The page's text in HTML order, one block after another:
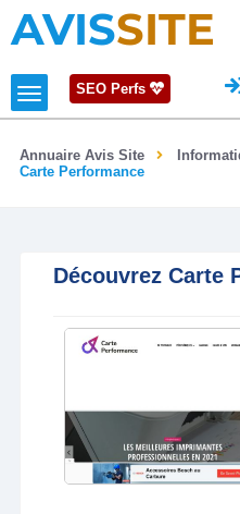
AVISSITE
SEO Perfs
Annuaire Avis Site
Carte Performance
Découvrez Carte